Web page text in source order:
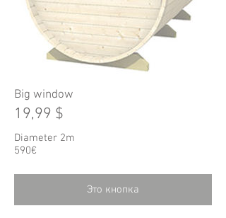
Big window
19,99 $
Diameter 2m
590€
Это кнопка